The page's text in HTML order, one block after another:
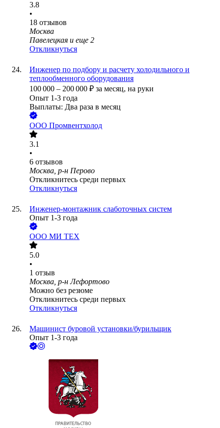
3.8
•
18 отзывов
Москва
Павелецкая и еще 2
Откликнуться
Инженер по подбору и расчету холодильного и
теплообменного оборудования
100 000 – 200 000 ₽ за месяц, на руки
Опыт 1-3 года
Выплаты: Два раза в месяц
ООО Промвентхолод
3.1
•
6 отзывов
Москва, р-н Перово
Откликнитесь среди первых
Откликнуться
Инженер-монтажник слаботочных систем
Опыт 1-3 года
ООО МИ ТЕХ
5.0
•
1 отзыв
Москва, р-н Лефортово
Можно без резюме
Откликнитесь среди первых
Откликнуться
Машинист буровой установки/бурильщик
Опыт 1-3 года